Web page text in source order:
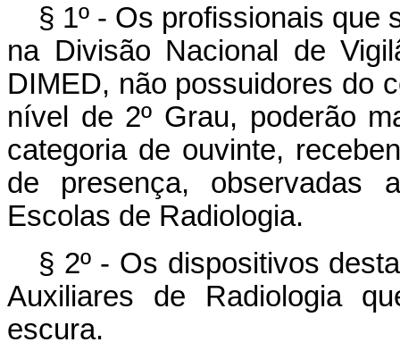
§ 1º - Os profissionais que
na Divisão Nacional de
DIMED, não possuidores do
nível de 2º Grau, poderão
categoria de ouvinte,
de presença, observadas
Escolas de Radiologia.
§ 2º - Os dispositivos
Auxiliares de Radiologia
escura.